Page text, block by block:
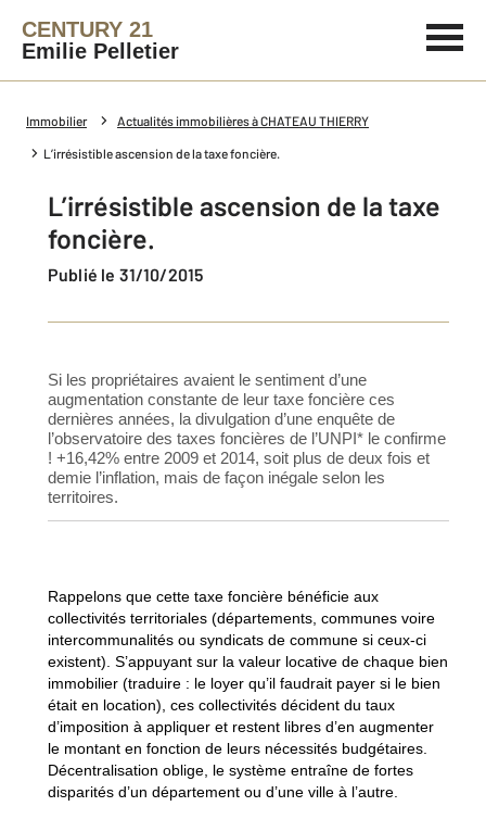
CENTURY 21
Emilie Pelletier
Immobilier Actualités immobilières à CHATEAU THIERRY
L’irrésistible ascension de la taxe foncière.
L’irrésistible ascension de la taxe
foncière.
Publié le 31/10/2015
Si les propriétaires avaient le sentiment d’une
augmentation constante de leur taxe foncière ces
dernières années, la divulgation d’une enquête de
l’observatoire des taxes foncières de l’UNPI* le confirme
! +16,42% entre 2009 et 2014, soit plus de deux fois et
demie l’inflation, mais de façon inégale selon les
territoires.
Rappelons que cette taxe foncière bénéficie aux
collectivités territoriales (départements, communes voire
intercommunalités ou syndicats de commune si ceux-ci
existent). S’appuyant sur la valeur locative de chaque bien
immobilier (traduire : le loyer qu’il faudrait payer si le bien
était en location), ces collectivités décident du taux
d’imposition à appliquer et restent libres d’en augmenter
le montant en fonction de leurs nécessités budgétaires.
Décentralisation oblige, le système entraîne de fortes
disparités d’un département ou d’une ville à l’autre.